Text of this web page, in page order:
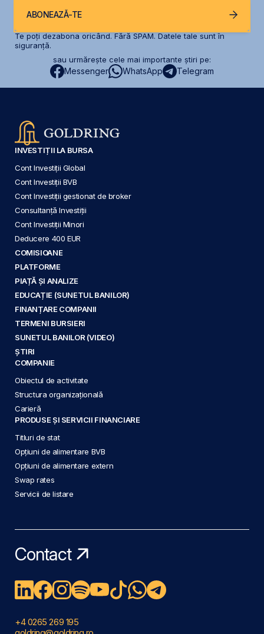
ABONEAZĂ-TE
Te poți dezabona oricând. Fără SPAM. Datele tale sunt în
siguranță.
sau urmărește cele mai importante știri pe:
Messenger WhatsApp Telegram
INVESTIȚII LA BURSA
Cont Investiții Global
Cont Investiții BVB
Cont Investiții gestionat de broker
Consultanță Investiții
Cont Investiții Minori
Deducere 400 EUR
COMISIOANE
PLATFORME
PIAȚĂ ȘI ANALIZE
EDUCAȚIE (SUNETUL BANILOR)
FINANȚARE COMPANII
TERMENI BURSIERI
SUNETUL BANILOR (VIDEO)
ȘTIRI
COMPANIE
Obiectul de activitate
Structura organizațională
Carieră
PRODUSE ȘI SERVICII FINANCIARE
Titluri de stat
Opțiuni de alimentare BVB
Opțiuni de alimentare extern
Swap rates
Servicii de listare
Contact
+4 0265 269 195